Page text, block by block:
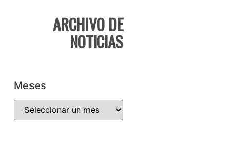
ARCHIVO DE
NOTICIAS
Meses